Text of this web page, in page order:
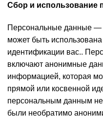
Сбор и использование
Персональные данные —
может быть
идентификации вас..
включают анонимные
информацией, которая
прямой или косвенной
персональным данным
были необратимо